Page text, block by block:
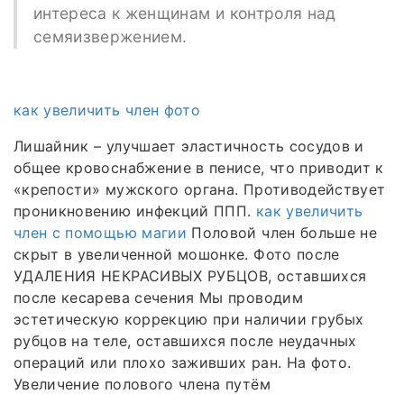
интереса к женщинам и контроля над
семяизвержением.
как увеличить член фото
Лишайник – улучшает эластичность сосудов и
общее кровоснабжение в пенисе, что приводит к
«крепости» мужского органа. Противодействует
проникновению инфекций ППП. как увеличить
член с помощью магии Половой член больше не
скрыт в увеличенной мошонке. Фото после
УДАЛЕНИЯ НЕКРАСИВЫХ РУБЦОВ, оставшихся
после кесарева сечения Мы проводим
эстетическую коррекцию при наличии грубых
рубцов на теле, оставшихся после неудачных
операций или плохо заживших ран. На фото.
Увеличение полового члена путём